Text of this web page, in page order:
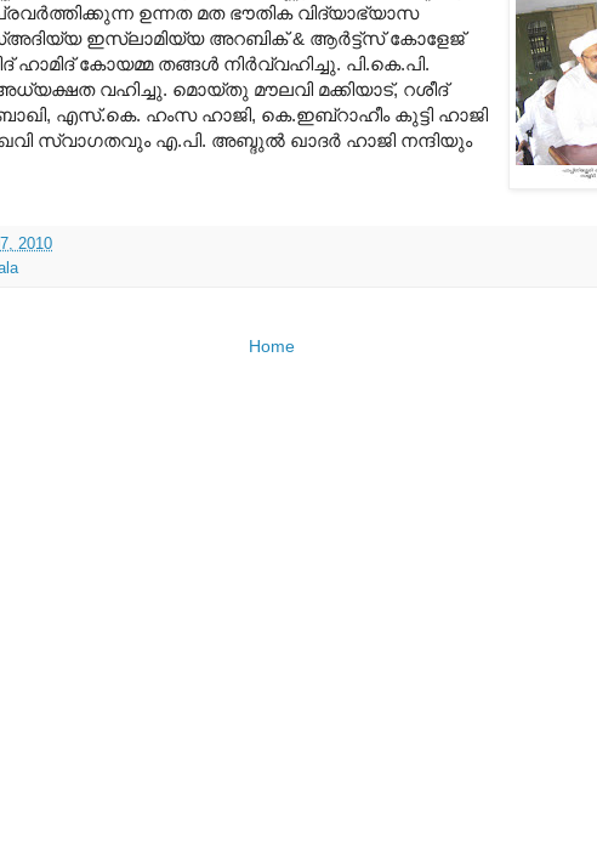
പ്രവര്‍ത്തിക്കുന്ന ഉന്നത മത ഭൗതിക വിദ്യാഭ്യാസ
ഇസ്‍ലാമിയ്യ അറബിക്& ആര്‍ട്ട്സ് കോളേജ്
കോയമ്മ തങ്ങള്‍ നിര്‍വ്വഹിച്ചു. പി.കെ.പി.
വഹിച്ചു. മൊയ്തു മൗലവി മക്കിയാട്, റശീദ്
, എസ്.കെ. ഹംസ ഹാജി, കെ.ഇബ്റാഹീം കുട്ടി ഹാജി
സ്വാഗതവും എ.പി. അബ്ദുല്‍ ഖാദര്‍ ഹാജി നന്ദിയും
2010
Home